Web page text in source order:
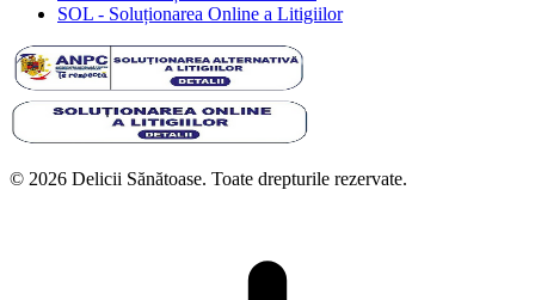
SOL - Soluționarea Online a Litigiilor
© 2026 Delicii Sănătoase. Toate drepturile rezervate.